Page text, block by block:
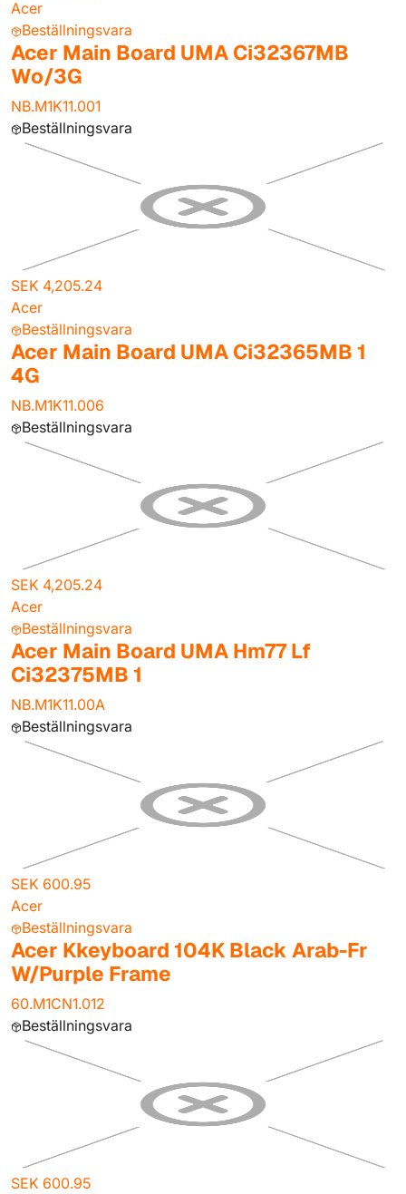
Acer
Beställningsvara
Acer Main Board UMA Ci32367MB
Wo/3G
NB.M1K11.001
Beställningsvara
SEK 4,205.24
Acer
Beställningsvara
Acer Main Board UMA Ci32365MB 1
4G
NB.M1K11.006
Beställningsvara
SEK 4,205.24
Acer
Beställningsvara
Acer Main Board UMA Hm77 Lf
Ci32375MB 1
NB.M1K11.00A
Beställningsvara
SEK 600.95
Acer
Beställningsvara
Acer Kkeyboard 104K Black Arab-Fr
W/Purple Frame
60.M1CN1.012
Beställningsvara
SEK 600.95